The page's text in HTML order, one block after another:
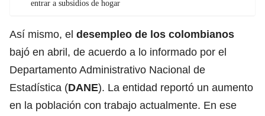
entrar a subsidios de hogar
Así mismo, el desempleo de los colombianos
bajó en abril, de acuerdo a lo informado por el
Departamento Administrativo Nacional de
Estadística (DANE). La entidad reportó un aumento
en la población con trabajo actualmente. En ese